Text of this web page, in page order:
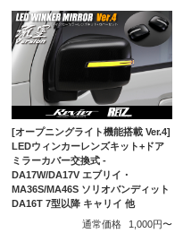
[オープニングライト機能搭載 Ver.4]
LEDウィンカーレンズキット+ドア
ミラーカバー交換式 -
DA17W/DA17V エブリイ・
MA36S/MA46S ソリオバンディット
DA16T 7型以降 キャリイ 他
通常価格
1,000円〜